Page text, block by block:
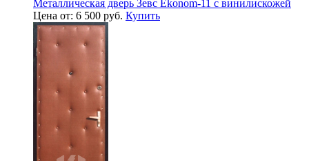
Металлическая дверь Зевс Ekonom-11 с винилискожей
Цена от: 6 500 руб. Купить